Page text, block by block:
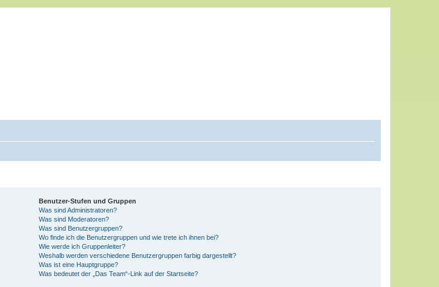
Benutzer-Stufen und Gruppen
Was sind Administratoren?
Was sind Moderatoren?
Was sind Benutzergruppen?
Wo finde ich die Benutzergruppen und wie trete ich ihnen bei?
Wie werde ich Gruppenleiter?
Weshalb werden verschiedene Benutzergruppen farbig dargestellt?
Was ist eine Hauptgruppe?
Was bedeutet der „Das Team“-Link auf der Startseite?